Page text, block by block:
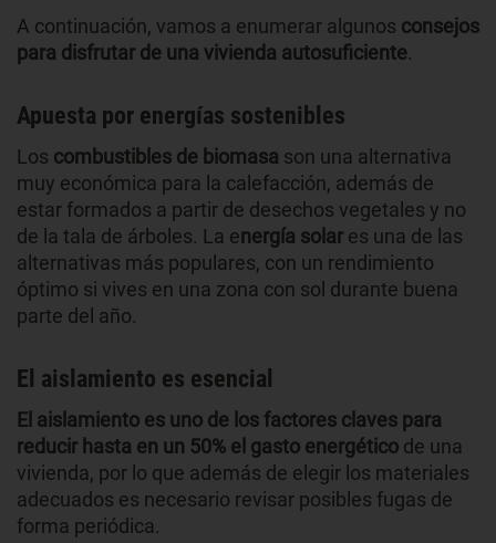
A continuación, vamos a enumerar algunos consejos
para disfrutar de una vivienda autosuficiente.
Apuesta por energías sostenibles
Los combustibles de biomasa son una alternativa
muy económica para la calefacción, además de
estar formados a partir de desechos vegetales y no
de la tala de árboles. La energía solar es una de las
alternativas más populares, con un rendimiento
óptimo si vives en una zona con sol durante buena
parte del año.
El aislamiento es esencial
El aislamiento es uno de los factores claves para
reducir hasta en un 50% el gasto energético de una
vivienda, por lo que además de elegir los materiales
adecuados es necesario revisar posibles fugas de
forma periódica.